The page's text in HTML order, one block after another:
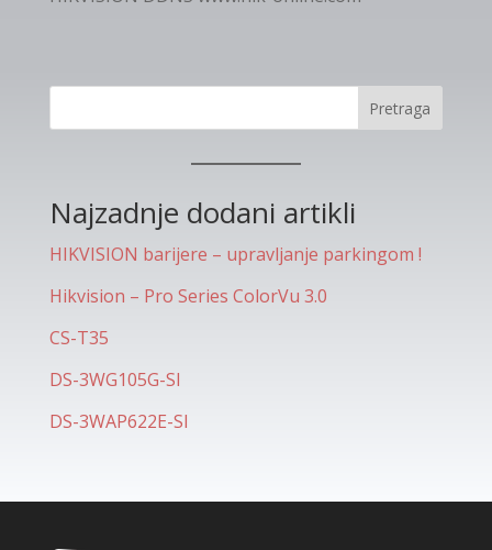
Pretraga
Najzadnje dodani artikli
HIKVISION barijere – upravljanje parkingom !
Hikvision – Pro Series ColorVu 3.0
CS-T35
DS-3WG105G-SI
DS-3WAP622E-SI